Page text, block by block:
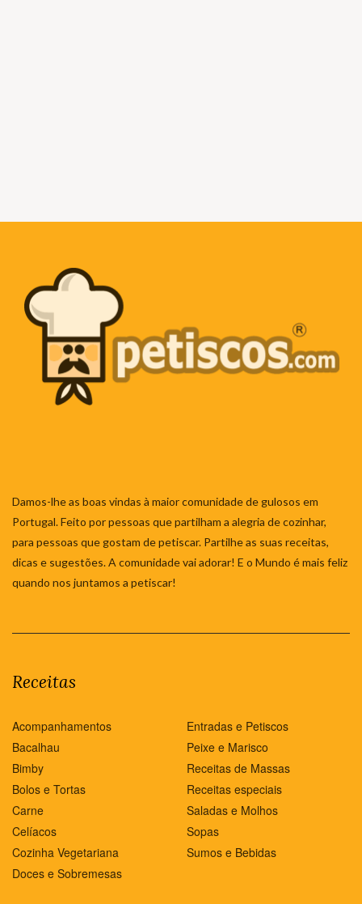
Damos-lhe as boas vindas à maior comunidade de gulosos em
Portugal. Feito por pessoas que partilham a alegria de cozinhar,
para pessoas que gostam de petiscar. Partilhe as suas receitas,
dicas e sugestões. A comunidade vai adorar! E o Mundo é mais feliz
quando nos juntamos a petiscar!
Receitas
Acompanhamentos
Bacalhau
Bimby
Bolos e Tortas
Carne
Celíacos
Cozinha Vegetariana
Doces e Sobremesas
Entradas e Petiscos
Peixe e Marisco
Receitas de Massas
Receitas especiais
Saladas e Molhos
Sopas
Sumos e Bebidas